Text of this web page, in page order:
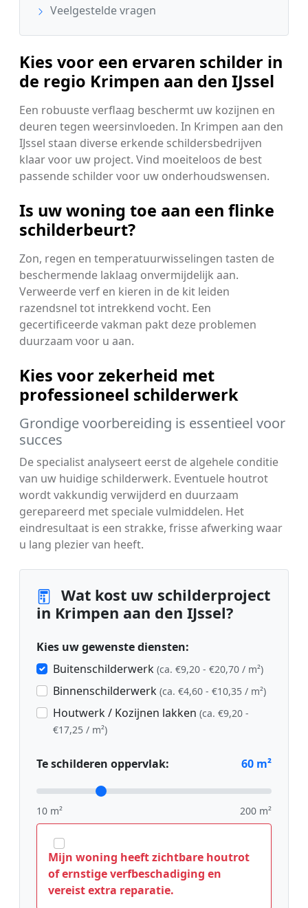
Veelgestelde vragen
Kies voor een ervaren schilder in
de regio Krimpen aan den IJssel
Een robuuste verflaag beschermt uw kozijnen en
deuren tegen weersinvloeden. In Krimpen aan den
IJssel staan diverse erkende schildersbedrijven
klaar voor uw project. Vind moeiteloos de best
passende schilder voor uw onderhoudswensen.
Is uw woning toe aan een flinke
schilderbeurt?
Zon, regen en temperatuurwisselingen tasten de
beschermende laklaag onvermijdelijk aan.
Verweerde verf en kieren in de kit leiden
razendsnel tot intrekkend vocht. Een
gecertificeerde vakman pakt deze problemen
duurzaam voor u aan.
Kies voor zekerheid met
professioneel schilderwerk
Grondige voorbereiding is essentieel voor
succes
De specialist analyseert eerst de algehele conditie
van uw huidige schilderwerk. Eventuele houtrot
wordt vakkundig verwijderd en duurzaam
gerepareerd met speciale vulmiddelen. Het
eindresultaat is een strakke, frisse afwerking waar
u lang plezier van heeft.
Wat kost uw schilderproject
in Krimpen aan den IJssel?
Kies uw gewenste diensten:
Buitenschilderwerk (ca. €9,20 - €20,70 / m²)
Binnenschilderwerk (ca. €4,60 - €10,35 / m²)
Houtwerk / Kozijnen lakken (ca. €9,20 -
€17,25 / m²)
Te schilderen oppervlak: 60 m²
10 m² 200 m²
Mijn woning heeft zichtbare houtrot
of ernstige verfbeschadiging en
vereist extra reparatie.